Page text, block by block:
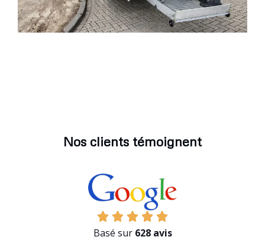
Nos clients témoignent
Basé sur 628 avis